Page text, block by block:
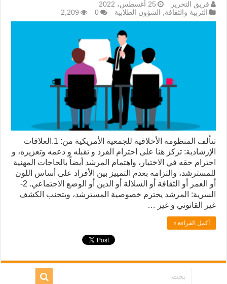
فريق التحرير
25 أغسطس، 2022
التربية والثقافة, الشؤون الطلابية 0
2,209
تتألف المنظومة الأخلاقية للجمعية الأمريكية من: 1.العلاقات
الإرشادية: تركز هنا على احترام الفرد و تقبله و دعمه وتعزيزه، و
احترام حقه في الاختيار، واهتمام المرشد أيضاً بالحاجات المهنية
للمسترشد، والتزامه بعدم التمييز بين الأفراد على أساس اللون
أو العمر أو الثقافة أو السلالة أو الدين أو الوضع الاجتماعي. 2-
السرية: المرشد يحترم خصوصية المسترشد، ويتجنب الكشف
غير القانوني و غير …
أكمل القراءة »